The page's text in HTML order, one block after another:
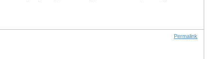
Permalink